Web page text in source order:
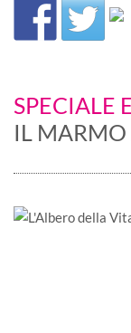
SPECIALE
IL